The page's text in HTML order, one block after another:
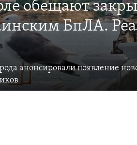
обещают
БпЛА.
анонсировали появление